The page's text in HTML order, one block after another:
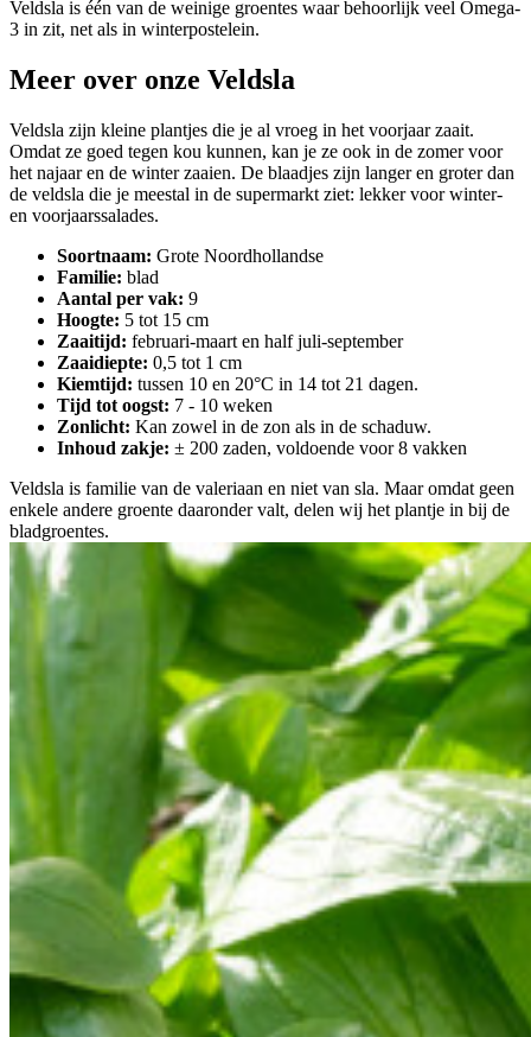
Veldsla is één van de weinige groentes waar behoorlijk veel Omega-
3 in zit, net als in winterpostelein.
Meer over onze Veldsla
Veldsla zijn kleine plantjes die je al vroeg in het voorjaar zaait.
Omdat ze goed tegen kou kunnen, kan je ze ook in de zomer voor
het najaar en de winter zaaien. De blaadjes zijn langer en groter dan
de veldsla die je meestal in de supermarkt ziet: lekker voor winter-
en voorjaarssalades.
Soortnaam: Grote Noordhollandse
Familie: blad
Aantal per vak: 9
Hoogte: 5 tot 15 cm
Zaaitijd: februari-maart en half juli-september
Zaaidiepte: 0,5 tot 1 cm
Kiemtijd: tussen 10 en 20°C in 14 tot 21 dagen.
Tijd tot oogst: 7 - 10 weken
Zonlicht: Kan zowel in de zon als in de schaduw.
Inhoud zakje: ± 200 zaden, voldoende voor 8 vakken
Veldsla is familie van de valeriaan en niet van sla. Maar omdat geen
enkele andere groente daaronder valt, delen wij het plantje in bij de
bladgroentes.